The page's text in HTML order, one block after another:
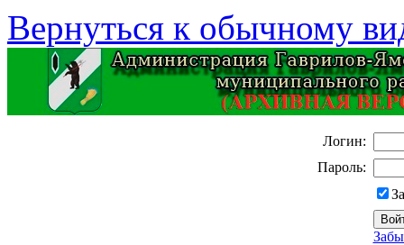
Вернуться к обычному
Логин:
Пароль: